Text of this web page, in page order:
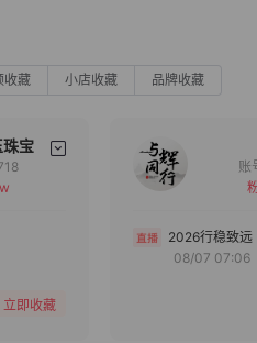
收藏 小店收藏 品牌收藏
宝
立即收藏
2026行稳致远
08/07 07:06